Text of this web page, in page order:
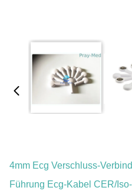
4mm Ecg Verschluss-
Führung Ecg-Kabel CER/